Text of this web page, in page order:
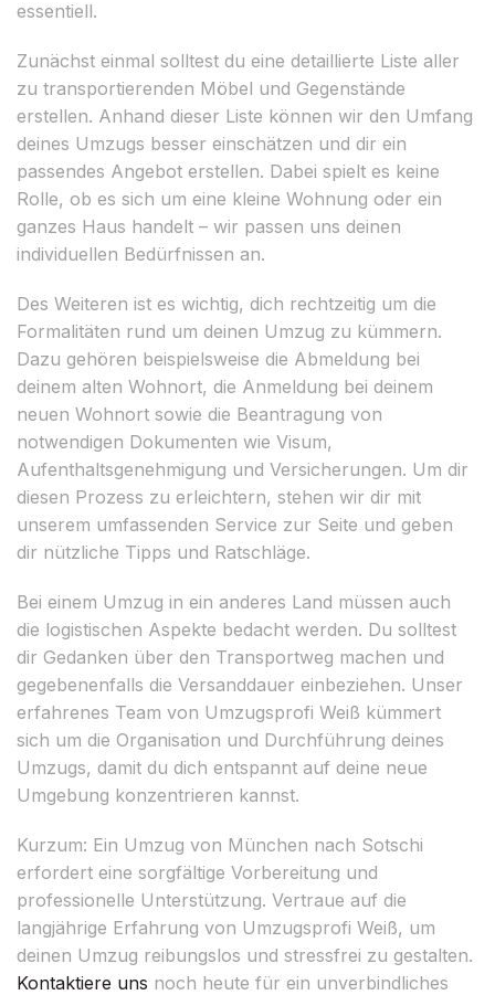
essentiell.
Zunächst einmal solltest du eine detaillierte Liste aller
zu transportierenden Möbel und Gegenstände
erstellen. Anhand dieser Liste können wir den Umfang
deines Umzugs besser einschätzen und dir ein
passendes Angebot erstellen. Dabei spielt es keine
Rolle, ob es sich um eine kleine Wohnung oder ein
ganzes Haus handelt – wir passen uns deinen
individuellen Bedürfnissen an.
Des Weiteren ist es wichtig, dich rechtzeitig um die
Formalitäten rund um deinen Umzug zu kümmern.
Dazu gehören beispielsweise die Abmeldung bei
deinem alten Wohnort, die Anmeldung bei deinem
neuen Wohnort sowie die Beantragung von
notwendigen Dokumenten wie Visum,
Aufenthaltsgenehmigung und Versicherungen. Um dir
diesen Prozess zu erleichtern, stehen wir dir mit
unserem umfassenden Service zur Seite und geben
dir nützliche Tipps und Ratschläge.
Bei einem Umzug in ein anderes Land müssen auch
die logistischen Aspekte bedacht werden. Du solltest
dir Gedanken über den Transportweg machen und
gegebenenfalls die Versanddauer einbeziehen. Unser
erfahrenes Team von Umzugsprofi Weiß kümmert
sich um die Organisation und Durchführung deines
Umzugs, damit du dich entspannt auf deine neue
Umgebung konzentrieren kannst.
Kurzum: Ein Umzug von München nach Sotschi
erfordert eine sorgfältige Vorbereitung und
professionelle Unterstützung. Vertraue auf die
langjährige Erfahrung von Umzugsprofi Weiß, um
deinen Umzug reibungslos und stressfrei zu gestalten.
Kontaktiere uns noch heute für ein unverbindliches